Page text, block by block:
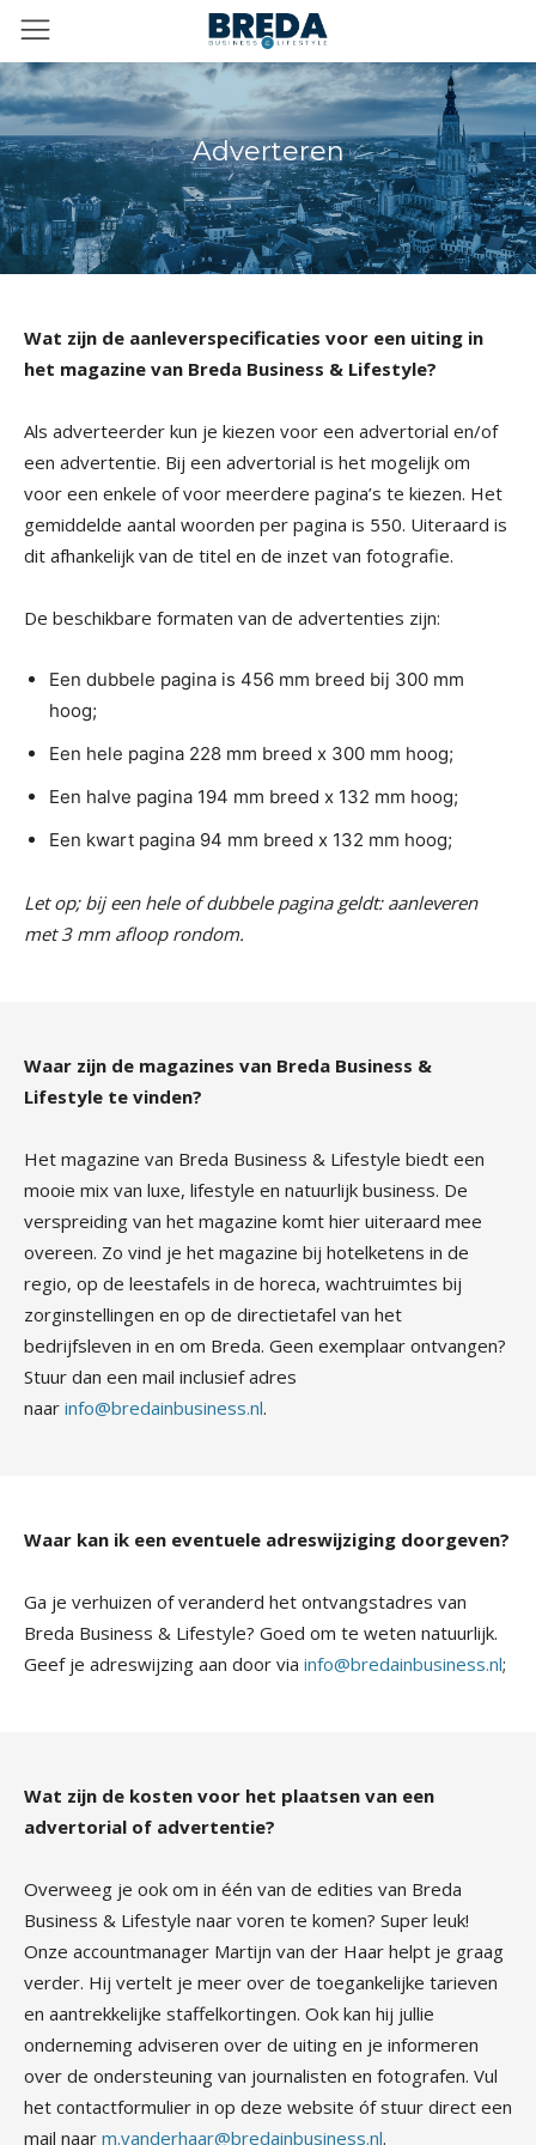
Adverteren
Wat zijn de aanleverspecificaties voor een uiting in
het magazine van Breda Business & Lifestyle?
Als adverteerder kun je kiezen voor een advertorial en/of
een advertentie. Bij een advertorial is het mogelijk om
voor een enkele of voor meerdere pagina’s te kiezen. Het
gemiddelde aantal woorden per pagina is 550. Uiteraard is
dit afhankelijk van de titel en de inzet van fotografie.
De beschikbare formaten van de advertenties zijn:
Een dubbele pagina is 456 mm breed bij 300 mm
hoog;
Een hele pagina 228 mm breed x 300 mm hoog;
Een halve pagina 194 mm breed x 132 mm hoog;
Een kwart pagina 94 mm breed x 132 mm hoog;
Let op; bij een hele of dubbele pagina geldt: aanleveren
met 3 mm afloop rondom.
Waar zijn de magazines van Breda Business &
Lifestyle te vinden?
Het magazine van Breda Business & Lifestyle biedt een
mooie mix van luxe, lifestyle en natuurlijk business. De
verspreiding van het magazine komt hier uiteraard mee
overeen. Zo vind je het magazine bij hotelketens in de
regio, op de leestafels in de horeca, wachtruimtes bij
zorginstellingen en op de directietafel van het
bedrijfsleven in en om Breda. Geen exemplaar ontvangen?
Stuur dan een mail inclusief adres
naar info@bredainbusiness.nl.
Waar kan ik een eventuele adreswijziging doorgeven?
Ga je verhuizen of veranderd het ontvangstadres van
Breda Business & Lifestyle? Goed om te weten natuurlijk.
Geef je adreswijzing aan door via info@bredainbusiness.nl;
Wat zijn de kosten voor het plaatsen van een
advertorial of advertentie?
Overweeg je ook om in één van de edities van Breda
Business & Lifestyle naar voren te komen? Super leuk!
Onze accountmanager Martijn van der Haar helpt je graag
verder. Hij vertelt je meer over de toegankelijke tarieven
en aantrekkelijke staffelkortingen. Ook kan hij jullie
onderneming adviseren over de uiting en je informeren
over de ondersteuning van journalisten en fotografen. Vul
het contactformulier in op deze website óf stuur direct een
mail naar m.vanderhaar@bredainbusiness.nl.